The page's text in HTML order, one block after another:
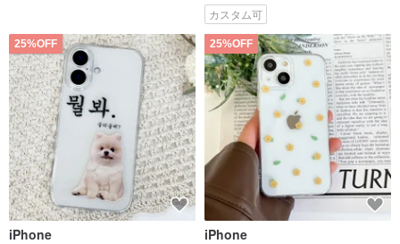
カスタム可
25%OFF
iPhone
25%OFF
iPhone